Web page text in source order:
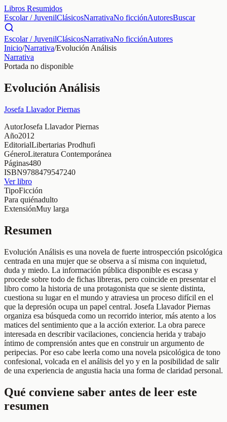
Libros Resumidos
Escolar / JuvenilClásicosNarrativaNo ficciónAutoresBuscar
Escolar / JuvenilClásicosNarrativaNo ficciónAutores
Inicio/Narrativa/Evolución Análisis
Narrativa
Portada no disponible
Evolución Análisis
Josefa Llavador Piernas
AutorJosefa Llavador Piernas
Año2012
EditorialLibertarias Prodhufi
GéneroLiteratura Contemporánea
Páginas480
ISBN9788479547240
Ver libro
TipoFicción
Para quiénadulto
ExtensiónMuy larga
Resumen
Evolución Análisis es una novela de fuerte introspección psicológica
centrada en una mujer que se observa a sí misma con inquietud,
duda y miedo. La información pública disponible es escasa y
procede sobre todo de fichas libreras, pero coincide en presentar el
libro como la historia de una protagonista que se siente distinta,
cuestiona su lugar en el mundo y atraviesa un proceso difícil en el
que la depresión ocupa un papel central. Josefa Llavador Piernas
organiza esa búsqueda como un recorrido interior, más atento a los
matices del sentimiento que a la acción exterior. La obra parece
interesada en describir vacilaciones, conciencia herida y trabajo
íntimo de comprensión antes que en construir un argumento de
peripecias. Por eso cabe leerla como una novela psicológica de tono
confesional, volcada en el análisis del yo y en la posibilidad de salir
de una experiencia de angustia hacia una forma de claridad personal.
Qué conviene saber antes de leer este
resumen